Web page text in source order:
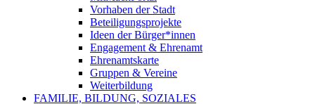
Vorhaben der Stadt
Beteiligungsprojekte
Ideen der Bürger*innen
Engagement & Ehrenamt
Ehrenamtskarte
Gruppen & Vereine
Weiterbildung
FAMILIE, BILDUNG, SOZIALES